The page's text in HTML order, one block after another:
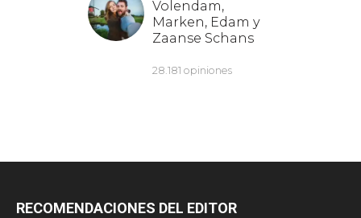
RECOMENDACIONES DEL EDITOR